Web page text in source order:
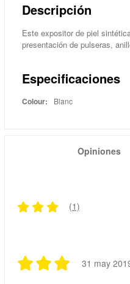
Descripción
Este expositor de piel
presentación de pulseras,
Especificaciones
Colour: Blanc
Opiniones
(1)
31 may